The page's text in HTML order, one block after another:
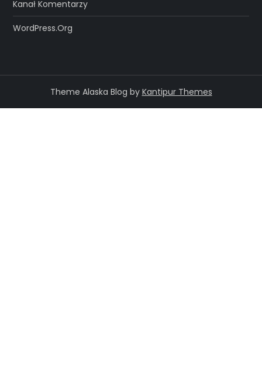
Kanał Komentarzy
WordPress.org
Theme Alaska Blog by Kantipur Themes